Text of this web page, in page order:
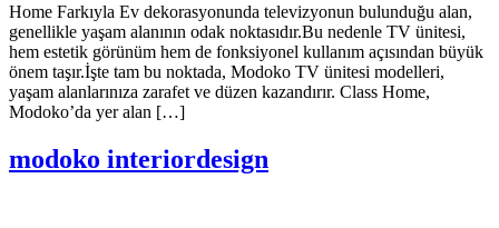
Home Farkıyla Ev dekorasyonunda televizyonun bulunduğu alan,
genellikle yaşam alanının odak noktasıdır.Bu nedenle TV ünitesi,
hem estetik görünüm hem de fonksiyonel kullanım açısından büyük
önem taşır.İşte tam bu noktada, Modoko TV ünitesi modelleri,
yaşam alanlarınıza zarafet ve düzen kazandırır. Class Home,
Modoko’da yer alan […]
modoko interiordesign